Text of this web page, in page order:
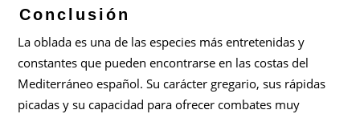
Conclusión
La oblada es una de las especies más entretenidas y
constantes que pueden encontrarse en las costas del
Mediterráneo español. Su carácter gregario, sus rápidas
picadas y su capacidad para ofrecer combates muy